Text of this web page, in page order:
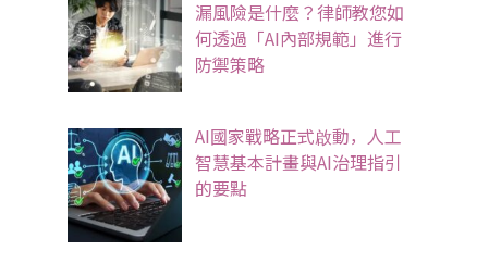
漏風險是什麼？律師教您如
何透過「AI內部規範」進行
防禦策略
AI國家戰略正式啟動，人工
智慧基本計畫與AI治理指引
的要點